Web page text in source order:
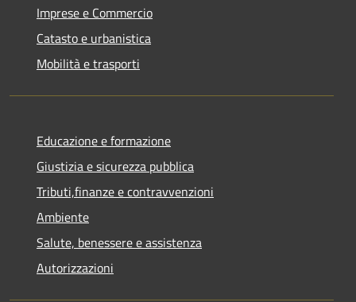
Imprese e Commercio
Catasto e urbanistica
Mobilità e trasporti
Educazione e formazione
Giustizia e sicurezza pubblica
Tributi,finanze e contravvenzioni
Ambiente
Salute, benessere e assistenza
Autorizzazioni